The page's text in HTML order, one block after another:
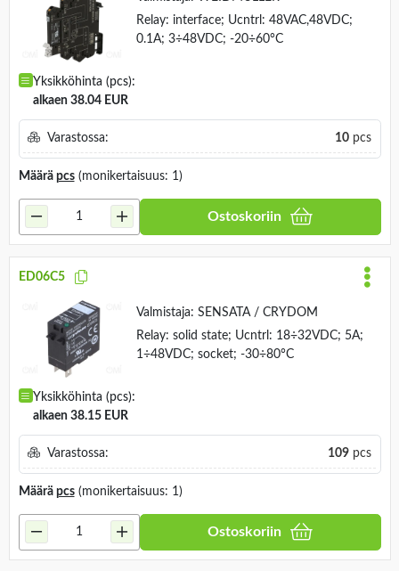
Relay: interface; Ucntrl: 48VAC,48VDC;
0.1A; 3÷48VDC; -20÷60°C
Yksikköhinta (pcs):
alkaen 38.04 EUR
Varastossa: 10pcs
Määrä pcs(monikertaisuus: 1)
Ostoskoriin
ED06C5
Valmistaja: SENSATA / CRYDOM
Relay: solid state; Ucntrl: 18÷32VDC; 5A;
1÷48VDC; socket; -30÷80°C
Yksikköhinta (pcs):
alkaen 38.15 EUR
Varastossa: 109pcs
Määrä pcs(monikertaisuus: 1)
Ostoskoriin